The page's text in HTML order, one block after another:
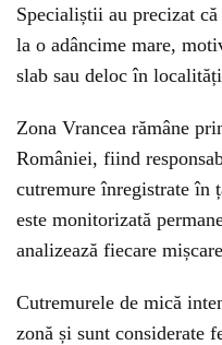
Specialiștii au precizat
la o adâncime mare,
slab sau deloc în
Zona Vrancea rămâne
României, fiind
cutremure înregistrate în
este monitorizată
analizează fiecare
Cutremurele de mică
zonă și sunt considerate